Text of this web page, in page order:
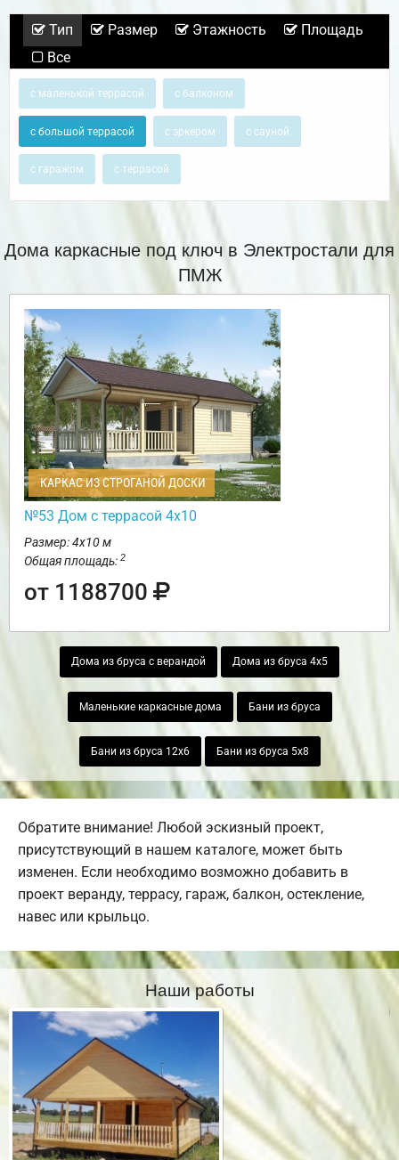
Тип Размер Этажность
Площадь
Все
с маленькой террасой с балконом
с большой террасой с эркером с сауной
с гаражом с террасой
Дома каркасные под ключ в Электростали для
ПМЖ
КАРКАС ИЗ СТРОГАНОЙ ДОСКИ
№53 Дом с террасой 4х10
Размер: 4х10 м
Общая площадь: 2
от 1188700
Дома из бруса с верандой Дома из бруса 4х5
Маленькие каркасные дома Бани из бруса
Бани из бруса 12х6 Бани из бруса 5х8
Обратите внимание! Любой эскизный проект,
присутствующий в нашем каталоге, может быть
изменен. Если необходимо возможно добавить в
проект веранду, террасу, гараж, балкон, остекление,
навес или крыльцо.
Наши работы